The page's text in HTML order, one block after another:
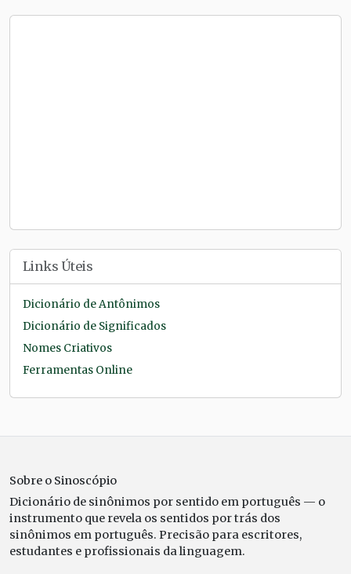
Links Úteis
Dicionário de Antônimos
Dicionário de Significados
Nomes Criativos
Ferramentas Online
Sobre o Sinoscópio
Dicionário de sinônimos por sentido em português — o
instrumento que revela os sentidos por trás dos
sinônimos em português. Precisão para escritores,
estudantes e profissionais da linguagem.